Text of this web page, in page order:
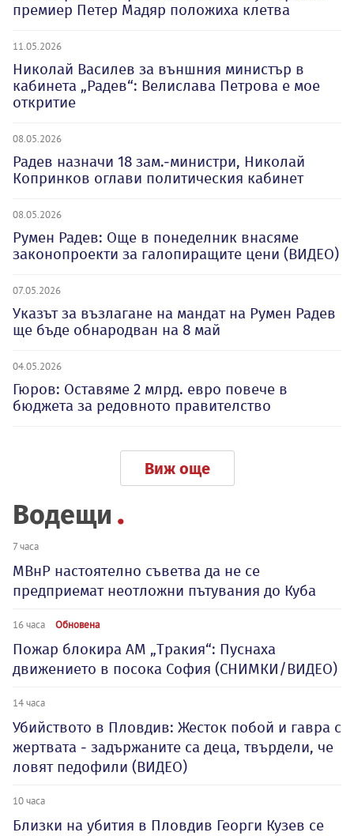
премиер Петер Мадяр положиха клетва
11.05.2026
Николай Василев за външния министър в
кабинета „Радев“: Велислава Петрова е мое
откритие
08.05.2026
Радев назначи 18 зам.-министри, Николай
Копринков оглави политическия кабинет
08.05.2026
Румен Радев: Още в понеделник внасяме
законопроекти за галопиращите цени (ВИДЕО)
07.05.2026
Указът за възлагане на мандат на Румен Радев
ще бъде обнародван на 8 май
04.05.2026
Гюров: Оставяме 2 млрд. евро повече в
бюджета за редовното правителство
Виж още
Водещи
7 часа
МВнР настоятелно съветва да не се
предприемат неотложни пътувания до Куба
16 часа Обновена
Пожар блокира АМ „Тракия“: Пуснаха
движението в посока София (СНИМКИ/ВИДЕО)
14 часа
Убийството в Пловдив: Жесток побой и гавра с
жертвата - задържаните са деца, твърдели, че
ловят педофили (ВИДЕО)
10 часа
Близки на убития в Пловдив Георги Кузев се